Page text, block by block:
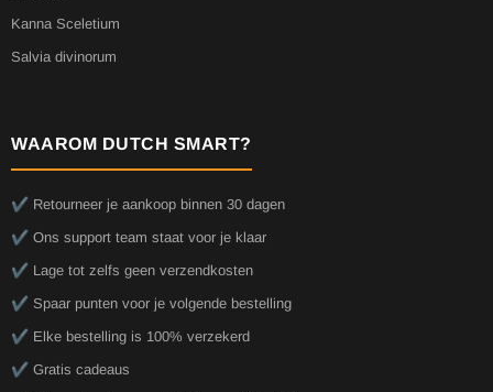
Kanna Sceletium
Salvia divinorum
WAAROM DUTCH SMART?
✔️ Retourneer je aankoop binnen 30 dagen
✔️ Ons support team staat voor je klaar
✔️ Lage tot zelfs geen verzendkosten
✔️ Spaar punten voor je volgende bestelling
✔️ Elke bestelling is 100% verzekerd
✔️ Gratis cadeaus